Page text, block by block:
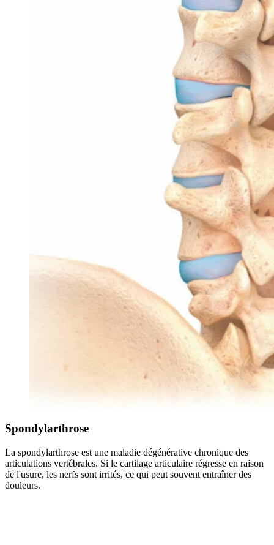
Spondylarthrose
La spondylarthrose est une maladie dégénérative chronique des
articulations vertébrales. Si le cartilage articulaire régresse en raison
de l'usure, les nerfs sont irrités, ce qui peut souvent entraîner des
douleurs.